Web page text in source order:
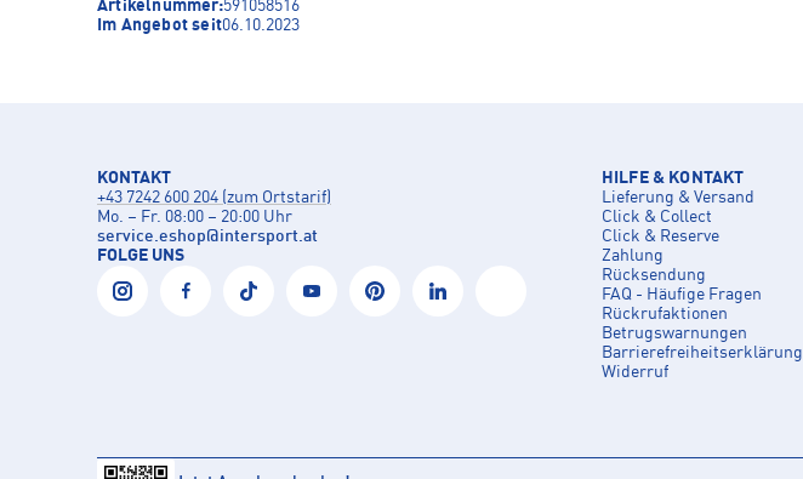
Artikelnummer:591058516
Im Angebot seit06.10.2023
KONTAKT
+43 7242 600 204 (zum Ortstarif)
Mo. – Fr. 08:00 – 20:00 Uhr
service.eshop@intersport.at
FOLGE UNS
HILFE & KONTAKT
Lieferung & Versand
Click & Collect
Click & Reserve
Zahlung
Rücksendung
FAQ - Häufige Fragen
Rückrufaktionen
Betrugswarnungen
Barrierefreiheitserklärung
Widerruf